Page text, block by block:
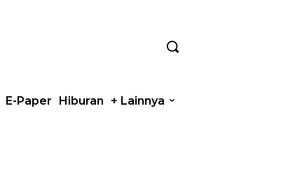
E-Paper Hiburan + Lainnya